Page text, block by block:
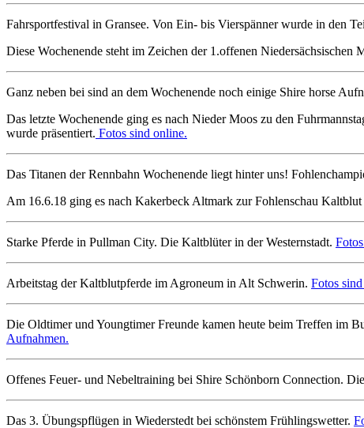
Fahrsportfestival in Gransee. Von Ein- bis Vierspänner wurde in den
Diese Wochenende steht im Zeichen der 1.offenen
Ganz neben bei sind an dem Wochenende noch einige Shire horse
Das letzte Wochenende ging es nach Nieder Moos zu den
wurde präsentiert. Fotos sind online.
Das Titanen der Rennbahn Wochenende liegt hinter uns!
Am 16.6.18 ging es nach Kakerbeck Altmark zur Fohlenschau
Starke Pferde in Pullman City. Die Kaltblüter in der Westernstadt.
Arbeitstag der Kaltblutpferde im Agroneum in Alt Schwerin. Fotos
Die Oldtimer und Youngtimer Freunde kamen heute beim Treffen im
Aufnahmen.
Offenes Feuer- und Nebeltraining bei Shire Schönborn Connection.
Das 3. Übungspflügen in Wiederstedt bei schönstem Frühlingswetter.